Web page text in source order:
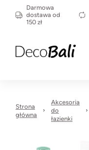
Darmowa
dostawa od
150 zł
Strona
główna
Akcesoria
do
łazienki